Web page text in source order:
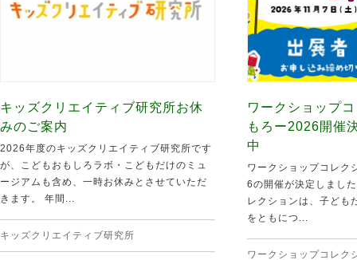
キッズクリエイティブ研究所お休
みのご案内
2026年度のキッズクリエイティブ研究所です
が、こどもおもしろラボ・こどもだけのミュ
ージアムも含め、一時お休みとさせていただ
きます。 年間...
キッズクリエイティブ研究所
ワークショップ
もろー2026開催
中
ワークショップコレク
6の開催が決定しまし
レクションは、子ども
をともにつ...
ワークショップコレク